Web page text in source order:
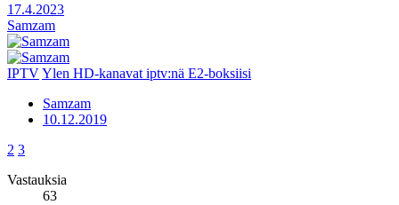
17.4.2023
Samzam
IPTVYlen HD-kanavat iptv:nä E2-boksiisi
Samzam
10.12.2019
2 3
Vastauksia
63